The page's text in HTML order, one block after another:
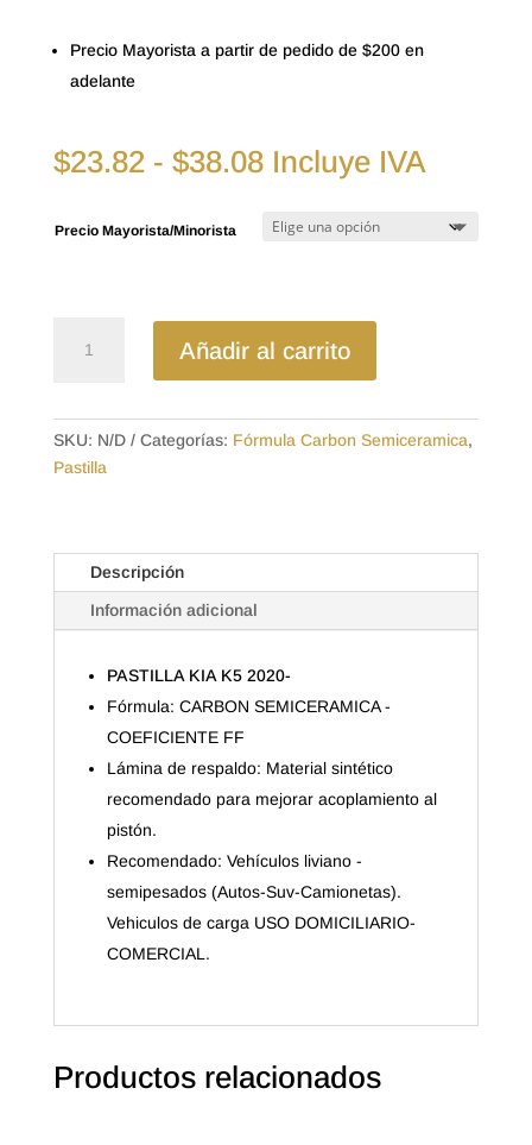
Precio Mayorista a partir de pedido de $200 en
adelante
$23.82 - $38.08Rango
precios:
desde
$38.08
Incluye IVA
Precio Mayorista/Minorista
SEMICERAMICA
KIA
K5
Añadir al carrito
SKU: N/D Categorías: Fórmula Carbon Semiceramica,
Pastilla
Descripción
Información adicional
PASTILLA KIA K5 2020-
Fórmula: CARBON SEMICERAMICA -
COEFICIENTE FF
Lámina de respaldo: Material sintético
recomendado para mejorar acoplamiento al
pistón.
Recomendado: Vehículos liviano -
semipesados (Autos-Suv-Camionetas).
Vehiculos de carga USO DOMICILIARIO-
COMERCIAL.
Productos relacionados